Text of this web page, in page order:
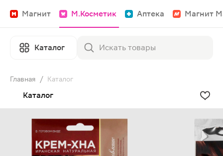
Магнит М.Косметик Аптека Магнит
Каталог
Главная / Каталог
Каталог